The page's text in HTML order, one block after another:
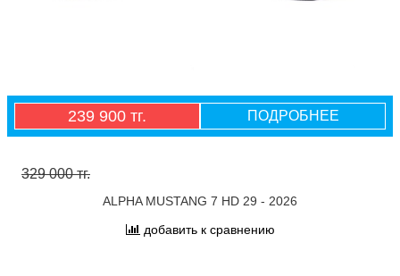
239 900 тг. ПОДРОБНЕЕ
329 000 тг.
ALPHA MUSTANG 7 HD 29 - 2026
добавить к сравнению